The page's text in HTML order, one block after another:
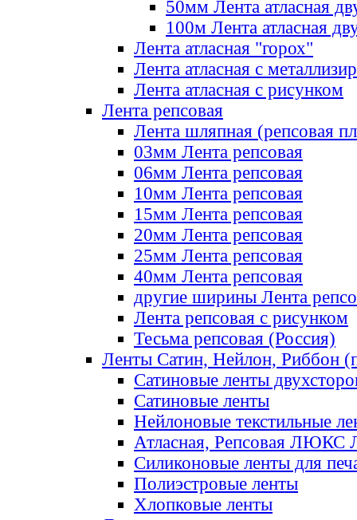
50мм Лента атласная
100м Лента атласная
Лента атласная "горох"
Лента атласная с
Лента атласная с рисунком
Лента репсовая
Лента шляпная (репсовая
03мм Лента репсовая
06мм Лента репсовая
10мм Лента репсовая
15мм Лента репсовая
20мм Лента репсовая
25мм Лента репсовая
40мм Лента репсовая
другие ширины Лента
Лента репсовая с рисунком
Тесьма репсовая (Россия)
Ленты Сатин, Нейлон, Риббон
Сатиновые ленты
Сатиновые ленты
Нейлоновые текстильные
Атласная, Репсовая ЛЮКС
Силиконовые ленты для
Полиэстровые ленты
Хлопковые ленты